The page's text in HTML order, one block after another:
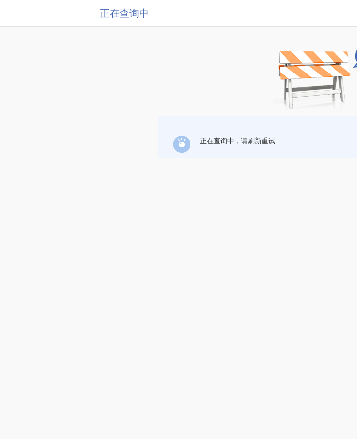
正在查询中
正在查询中，请刷新重试